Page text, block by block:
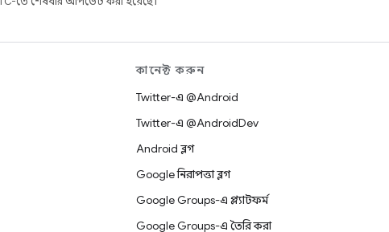
কানেক্ট করুন
Twitter-এ @Android
Twitter-এ @AndroidDev
Android ব্লগ
Google নিরাপত্তা ব্লগ
Google Groups-এ প্ল্যাটফর্ম
Google Groups-এ তৈরি করা